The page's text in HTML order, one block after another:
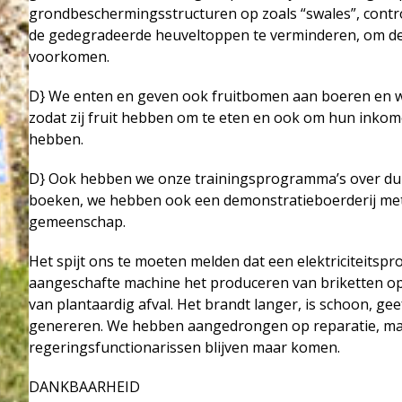
grondbeschermingsstructuren op zoals “swales”,
de gedegradeerde heuveltoppen te verminderen, om
voorkomen.
D} We enten en geven ook fruitbomen aan boeren en
zodat zij fruit hebben om te eten en ook om hun
hebben.
D} Ook hebben we onze trainingsprogramma’s over
boeken, we hebben ook een demonstratieboerderij
gemeenschap.
Het spijt ons te moeten melden dat een
aangeschafte machine het produceren van briketten
van plantaardig afval. Het brandt langer, is schoon,
genereren. We hebben aangedrongen op reparatie,
regeringsfunctionarissen blijven maar komen.
DANKBAARHEID